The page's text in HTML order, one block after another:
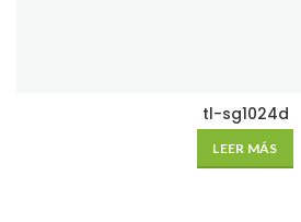
tl-sg1024d
LEER MÁS